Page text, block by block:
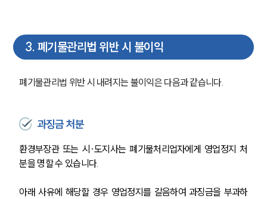
3. 폐기물관리법 위반 시 불이익
폐기물관리법 위반 시 내려지는 불이익은 다음과 같습니다.
과징금 처분
환경부장관 또는 시·도지사는 폐기물처리업자에게 영업정지 처
분을 명할 수 있습니다.
아래 사유에 해당할 경우 영업정지를 갈음하여 과징금을 부과하